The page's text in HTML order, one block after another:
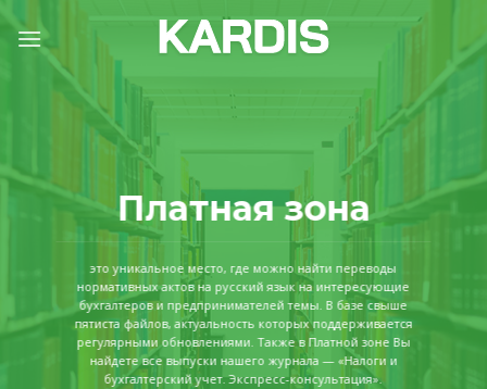
content
Платная зона
это уникальное место, где можно найти переводы
нормативных актов на русский язык на интересующие
бухгалтеров и предпринимателей темы. В базе свыше
пятиста файлов, актуальность которых поддерживается
регулярными обновлениями. Также в Платной зоне Вы
найдете все выпуски нашего журнала — «Налоги и
бухгалтерский учет. Экспресс-консультация».